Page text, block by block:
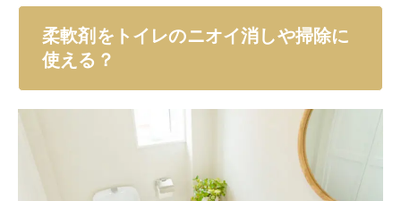
柔軟剤をトイレのニオイ消しや掃除に
使える？